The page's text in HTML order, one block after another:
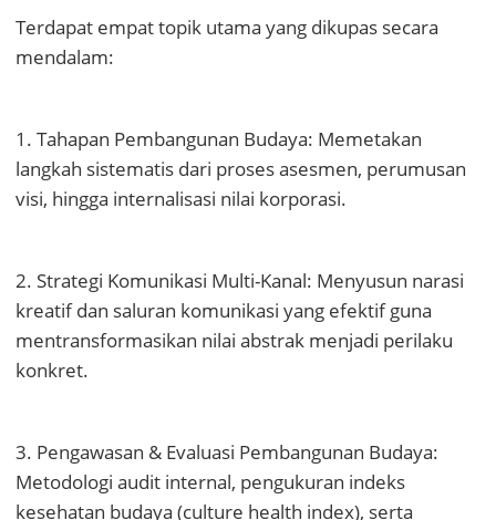
Terdapat empat topik utama yang dikupas secara
mendalam:
1. Tahapan Pembangunan Budaya: Memetakan
langkah sistematis dari proses asesmen, perumusan
visi, hingga internalisasi nilai korporasi.
2. Strategi Komunikasi Multi-Kanal: Menyusun narasi
kreatif dan saluran komunikasi yang efektif guna
mentransformasikan nilai abstrak menjadi perilaku
konkret.
3. Pengawasan & Evaluasi Pembangunan Budaya:
Metodologi audit internal, pengukuran indeks
kesehatan budaya (culture health index), serta